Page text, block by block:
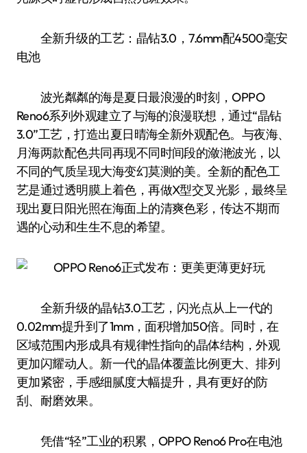
全新升级的工艺：晶钻3.0，7.6mm配4500毫安
电池
波光粼粼的海是夏日最浪漫的时刻，OPPO
Reno6系列外观建立了与海的浪漫联想，通过“晶钻
3.0”工艺，打造出夏日晴海全新外观配色。与夜海、
月海两款配色共同再现不同时间段的潋滟波光，以
不同的气质呈现大海变幻莫测的美。全新的配色工
艺是通过透明膜上着色，再做X型交叉光影，最终呈
现出夏日阳光照在海面上的清爽色彩，传达不期而
遇的心动和生生不息的希望。
全新升级的晶钻3.0工艺，闪光点从上一代的
0.02mm提升到了1mm，面积增加50倍。同时，在
区域范围内形成具有规律性指向的晶体结构，外观
更加闪耀动人。新一代的晶体覆盖比例更大、排列
更加紧密，手感细腻度大幅提升，具有更好的防
刮、耐磨效果。
凭借“轻”工业的积累，OPPO Reno6 Pro在电池